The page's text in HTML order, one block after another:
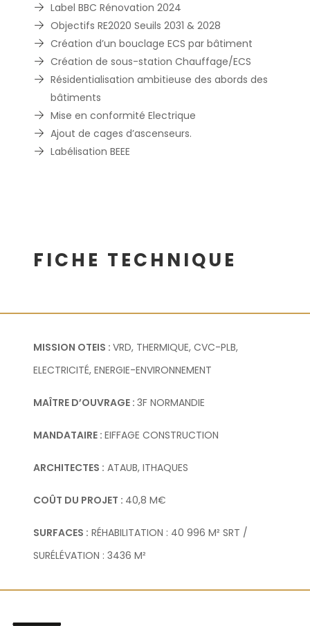
Label BBC Rénovation 2024
Objectifs RE2020 Seuils 2031 & 2028
Création d’un bouclage ECS par bâtiment
Création de sous-station Chauffage/ECS
Résidentialisation ambitieuse des abords des
bâtiments
Mise en conformité Electrique
Ajout de cages d’ascenseurs.
Labélisation BEEE
FICHE TECHNIQUE
MISSION OTEIS : VRD, THERMIQUE, CVC-PLB,
ELECTRICITÉ, ENERGIE-ENVIRONNEMENT
MAÎTRE D’OUVRAGE : 3F NORMANDIE
MANDATAIRE : EIFFAGE CONSTRUCTION
ARCHITECTES : ATAUB, ITHAQUES
COÛT DU PROJET : 40,8 M€
SURFACES : RÉHABILITATION : 40 996 M² SRT /
SURÉLÉVATION : 3436 M²